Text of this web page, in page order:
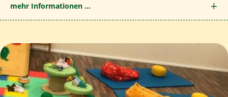
mehr Informationen ...